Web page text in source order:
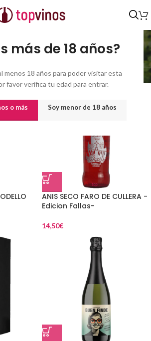
más de 18 años?
menos 18 años para poder visitar esta
favor verifica tu edad para entrar.
o más Soy menor de 18 años
España
/EspañaMostrando 1–21 de 845 resultados
ANIS SECO FARO DE CULLERA -
Edicion Fallas-
14,50€